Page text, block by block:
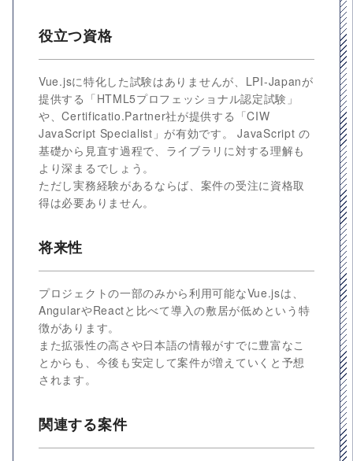
役立つ資格
Vue.jsに特化した試験はありませんが、LPI-Japanが
提供する「HTML5プロフェッショナル認定試験」
や、Certificatio.Partner社が提供する「CIW
JavaScript Specialist」が有効です。 JavaScript の
基礎から見直す過程で、ライブラリに対する理解も
より深まるでしょう。
ただし実務経験があるならば、案件の受注に資格取
得は必要ありません。
将来性
プロジェクトの一部のみから利用可能なVue.jsは、
AngularやReactと比べて導入の敷居が低めという特
徴があります。
また拡張性の高さや日本語の情報がすでに豊富なこ
とからも、今後も安定して案件が増えていくと予想
されます。
関連する案件